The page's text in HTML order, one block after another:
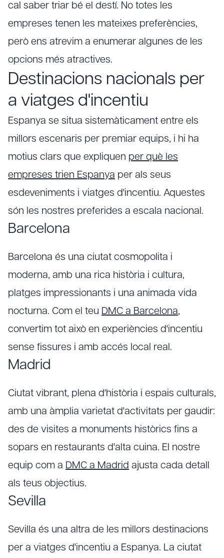
cal saber triar bé el destí. No totes les
empreses tenen les mateixes preferències,
però ens atrevim a enumerar algunes de les
opcions més atractives.
Destinacions nacionals per
a viatges d'incentiu
Espanya se situa sistemàticament entre els
millors escenaris per premiar equips, i hi ha
motius clars que expliquen per què les
empreses trien Espanya per als seus
esdeveniments i viatges d'incentiu. Aquestes
són les nostres preferides a escala nacional.
Barcelona
Barcelona és una ciutat cosmopolita i
moderna, amb una rica història i cultura,
platges impressionants i una animada vida
nocturna. Com el teu DMC a Barcelona,
convertim tot això en experiències d'incentiu
sense fissures i amb accés local real.
Madrid
Ciutat vibrant, plena d'història i espais culturals,
amb una àmplia varietat d'activitats per gaudir:
des de visites a monuments històrics fins a
sopars en restaurants d'alta cuina. El nostre
equip com a DMC a Madrid ajusta cada detall
als teus objectius.
Sevilla
Sevilla és una altra de les millors destinacions
per a viatges d'incentiu a Espanya. La ciutat